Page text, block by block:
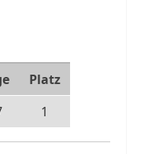
Platz
1